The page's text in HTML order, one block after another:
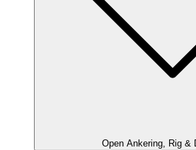
Open Ankering, Rig